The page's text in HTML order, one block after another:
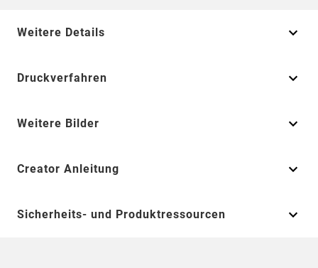
Weitere Details
Druckverfahren
Weitere Bilder
Creator Anleitung
Sicherheits- und Produktressourcen